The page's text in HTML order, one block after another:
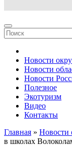
Новости
Новости
Новости
Полезное
Экотуризм
Видео
Контакты
Главная » Новости
в школах